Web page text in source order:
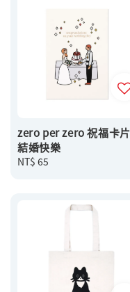
zero per zero 祝福卡片
結婚快樂
Regular
NT$ 65